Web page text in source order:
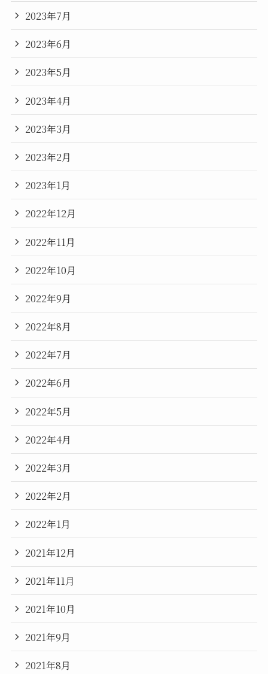
2023年7月
2023年6月
2023年5月
2023年4月
2023年3月
2023年2月
2023年1月
2022年12月
2022年11月
2022年10月
2022年9月
2022年8月
2022年7月
2022年6月
2022年5月
2022年4月
2022年3月
2022年2月
2022年1月
2021年12月
2021年11月
2021年10月
2021年9月
2021年8月